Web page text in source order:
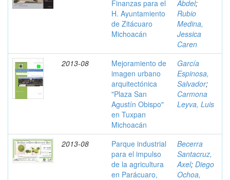
Finanzas para el
H. Ayuntamiento
de Zitácuaro
Michoacán
Abdel;
Rubio
Medina,
Jessica
Caren
2013-08
Mejoramiento de
imagen urbano
arquitectónica
"Plaza San
Agustín Obispo"
en Tuxpan
Michoacán
García
Espinosa,
Salvador;
Carmona
Leyva, Luis
2013-08
Parque industrial
para el impulso
de la agricultura
en Parácuaro,
Becerra
Santacruz,
Axel; Diego
Ochoa,